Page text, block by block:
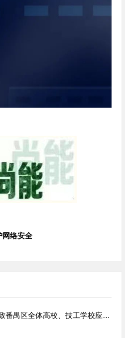
网络安全
转发番禺区人社局《致番禺区全体高校、技工学校应届毕业生的一封信》